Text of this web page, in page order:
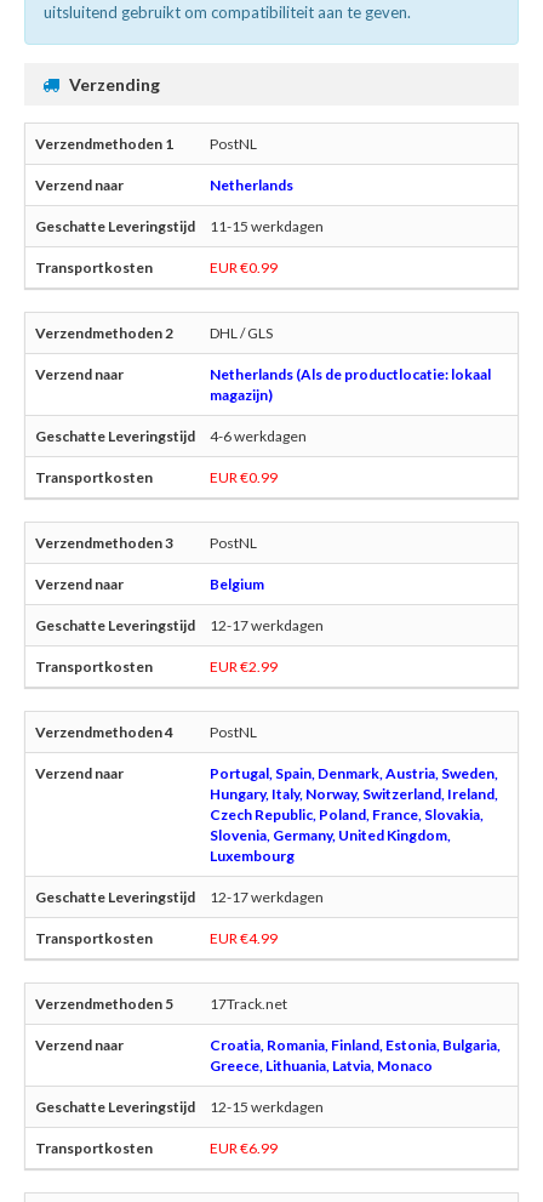
uitsluitend gebruikt om compatibiliteit aan te geven.
Verzending
PostNL
Netherlands
11-15 werkdagen
EUR €0.99
DHL / GLS
Netherlands (Als de productlocatie: lokaal
magazijn)
4-6 werkdagen
EUR €0.99
PostNL
Belgium
12-17 werkdagen
EUR €2.99
PostNL
Portugal, Spain, Denmark, Austria, Sweden,
Hungary, Italy, Norway, Switzerland, Ireland,
Czech Republic, Poland, France, Slovakia,
Slovenia, Germany, United Kingdom,
Luxembourg
12-17 werkdagen
EUR €4.99
17Track.net
Croatia, Romania, Finland, Estonia, Bulgaria,
Greece, Lithuania, Latvia, Monaco
12-15 werkdagen
EUR €6.99